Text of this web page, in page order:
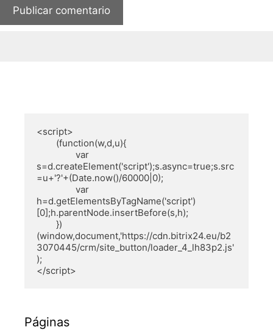
<script>
s=d.createElement('script');s.async=true;s.src
=u+'?'+(Date.now()/60000|0);
h=d.getElementsByTagName('script')
[0];h.parentNode.insertBefore(s,h);
(window,document,'https://cdn.bitrix24.eu/b2
3070445/crm/site_button/loader_4_lh83p2.js'
);
</script>
Páginas